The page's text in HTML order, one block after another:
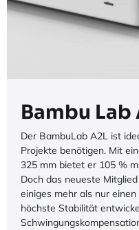
Bambu
Der BambuLab A2L ist
Projekte benötigen. Mit
325 mm bietet er 105 %
Doch das neueste
einiges mehr als nur
höchste Stabilität